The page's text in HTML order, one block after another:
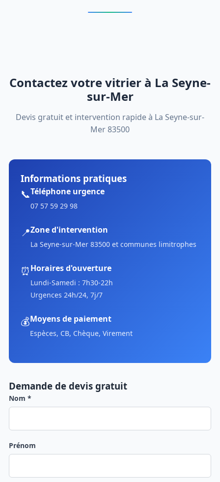
Contactez votre vitrier à La Seyne-
sur-Mer
Devis gratuit et intervention rapide à La Seyne-sur-
Mer 83500
Informations pratiques
📞Téléphone urgence
07 57 59 29 98
📍Zone d'intervention
La Seyne-sur-Mer 83500 et communes limitrophes
⏰Horaires d'ouverture
Lundi-Samedi : 7h30-22h
Urgences 24h/24, 7j/7
💰Moyens de paiement
Espèces, CB, Chèque, Virement
Demande de devis gratuit
Nom *
Prénom